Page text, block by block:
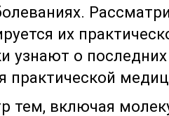
их
узнают о
практической
тем, включая